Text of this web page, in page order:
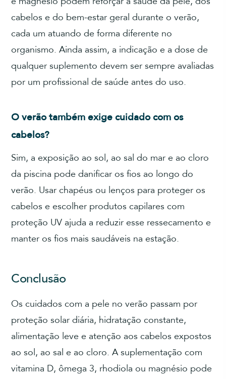
cabelos e do bem-estar geral durante o verão,
cada um atuando de forma diferente no
organismo. Ainda assim, a indicação e a dose de
qualquer suplemento devem ser sempre avaliadas
por um profissional de saúde antes do uso.
O verão também exige cuidado com os
cabelos?
Sim, a exposição ao sol, ao sal do mar e ao cloro
da piscina pode danificar os fios ao longo do
verão. Usar chapéus ou lenços para proteger os
cabelos e escolher produtos capilares com
proteção UV ajuda a reduzir esse ressecamento e
manter os fios mais saudáveis na estação.
Conclusão
Os cuidados com a pele no verão passam por
proteção solar diária, hidratação constante,
alimentação leve e atenção aos cabelos expostos
ao sol, ao sal e ao cloro. A suplementação com
vitamina D, ômega 3, rhodiola ou magnésio pode